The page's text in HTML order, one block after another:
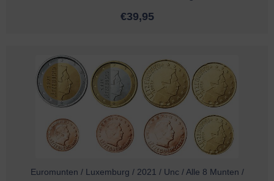
€39,95
Euromunten / Luxemburg / 2021 / Unc / Alle 8 Munten /